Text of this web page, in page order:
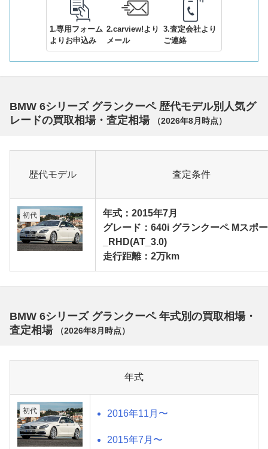
1.専用フォーム
よりお申込み
2.carview!より
メール
3.査定会社より
ご連絡
BMW 6シリーズ グランクーペ 歴代モデル別人気グ
レードの買取相場・査定相場
（2026年8月 時点）
歴代モデル 査定条件
初代
年式：2015年7月
グレード：640i グランクーペ Mスポ
_RHD(AT_3.0)
走行距離：2万km
BMW 6シリーズ グランクーペ 年式別の買取相場・
査定相場
（2026年8月 時点）
年式
初代 2016年11月〜
2015年7月〜